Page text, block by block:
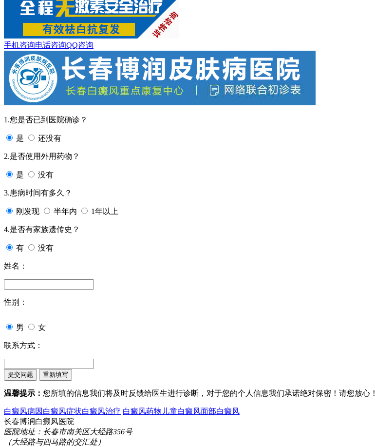
手机咨询电话咨询QQ咨询
1.您是否已到医院确诊？
是 还没有
2.是否使用外用药物？
是 没有
3.患病时间有多久？
刚发现 半年内 1年以上
4.是否有家族遗传史？
有 没有
姓名：
性别：
男 女
联系方式：
温馨提示： 您所填的信息我们将及时反馈给医生进行诊断，对于您的个人信息我们承诺绝对保密！请您放心！
白癜风病因 白癜风症状白癜风治疗 白癜风药物 儿童白癜风面部白癜风
长春博润白癜风医院
医院地址：长春市南关区大经路356号
（大经路与四马路的交汇处）